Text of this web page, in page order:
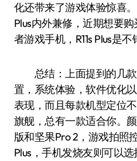
化还带来了游戏体验惊喜。
Plus内外兼修，近期想要
者游戏手机，R11s Plus是不
总结：上面提到的几款
置，系统体验，软件优化
表现，而且每款机型定位
旗舰，总有一款适合你。
版和坚果Pro 2，游戏拍照
Plus，手机发烧友则可以选